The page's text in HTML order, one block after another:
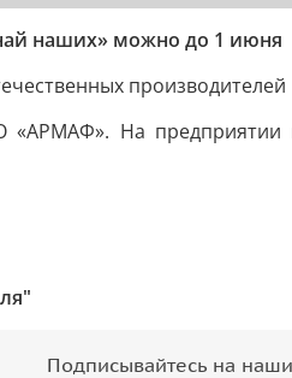
наших» можно до 1 июня
производителей
На
Подписывайтесь на